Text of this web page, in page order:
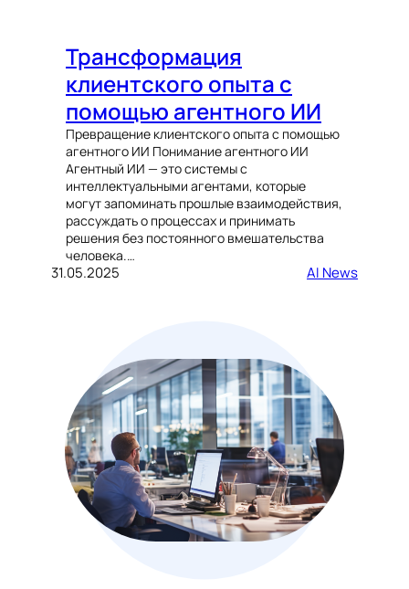
Трансформация
клиентского опыта с
помощью агентного ИИ
Превращение клиентского опыта с помощью
агентного ИИ Понимание агентного ИИ
Агентный ИИ — это системы с
интеллектуальными агентами, которые
могут запоминать прошлые взаимодействия,
рассуждать о процессах и принимать
решения без постоянного вмешательства
человека.…
31.05.2025 AI News